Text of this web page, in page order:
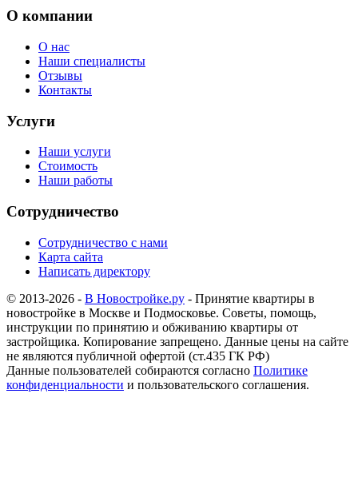
О компании
О нас
Наши специалисты
Отзывы
Контакты
Услуги
Наши услуги
Стоимость
Наши работы
Сотрудничество
Сотрудничество с нами
Карта сайта
Написать директору
© 2013-2026 - В Новостройке.ру - Принятие квартиры в
новостройке в Москве и Подмосковье. Советы, помощь,
инструкции по принятию и обживанию квартиры от
застройщика. Копирование запрещено. Данные цены на сайте
не являются публичной офертой (ст.435 ГК РФ)
Данные пользователей собираются согласно Политике
конфиденциальности и пользовательского соглашения.